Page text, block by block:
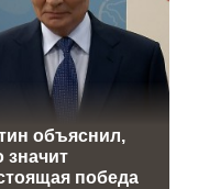
объяснил,
значит
победа